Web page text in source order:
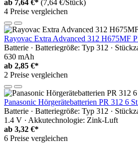
ab 7,64 €* (7,64 €/Stück)
4 Preise vergleichen
Rayovac Extra Advanced 312 H675MF
Batterie · Batteriegröße: Typ 312 ·
630 mAh
ab 2,85 €*
2 Preise vergleichen
Panasonic Hörgerätebatterien PR 312 6
Batterie · Batteriegröße: Typ 312 ·
1.4 V · Akkutechnologie: Zink-Luft
ab 3,32 €*
6 Preise vergleichen